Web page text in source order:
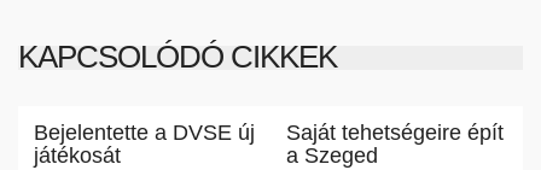
KAPCSOLÓDÓ CIKKEK
Bejelentette a DVSE új
játékosát
Saját tehetségeire épít
a Szeged